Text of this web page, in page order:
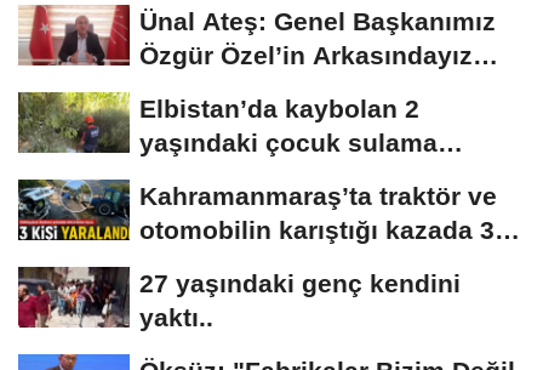
Ünal Ateş: Genel Başkanımız
Özgür Özel’in Arkasındayız
Elbistan’da kaybolan 2
yaşındaki çocuk sulama
Kahramanmaraş’ta traktör ve
otomobilin karıştığı kazada 3
27 yaşındaki genç kendini
yaktı..